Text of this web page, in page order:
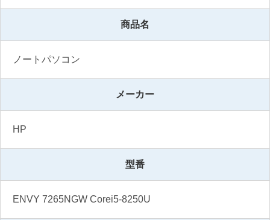
商品名
ノートパソコン
メーカー
HP
型番
ENVY 7265NGW Corei5-8250U